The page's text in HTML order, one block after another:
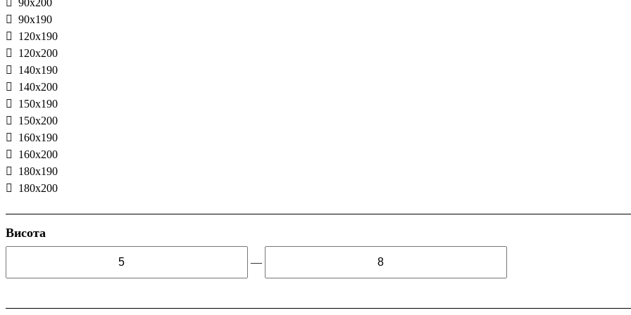
90x190
120x190
120x200
140x190
140x200
150x190
150x200
160x190
160x200
180x190
180x200
Висота
—